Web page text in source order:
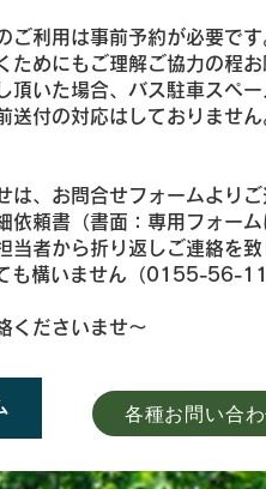
ご利用は事前予約が必要です
めにもご理解ご協力の程お
いた場合、バス駐車スペー
付の対応はしておりませ
は、お問合せフォームより
頼書（書面：専用フォー
者から折り返しご連絡を致
も構いません（0155-56-
くださいませ～
各種お問い合